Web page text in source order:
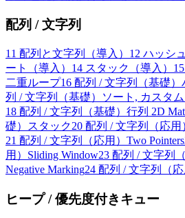
配列 / 文字列
11 配列と文字列（導入） 12 ハッシ
ート（導入） 14 スタック（導入） 15
二重ループ16 配列 / 文字列（基礎
列 / 文字列（基礎）ソート, カスタ
18 配列 / 文字列（基礎）行列 2D
礎）スタック20 配列 / 文字列（応用
21 配列 / 文字列（応用）Two Pointers
用）Sliding Window23 配列 / 文字列
Negative Marking24 配列 / 文字列（応
ヒープ / 優先度付きキュー